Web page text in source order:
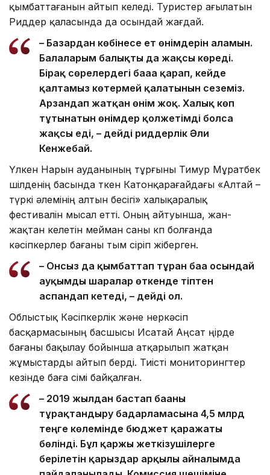
қымбаттағанын айтып келеді. Туристер ағылатын
Риддер қаласында да осындай жағдай.
– Базардан көбінесе ет өнімдерін аламын.
Балаларым балықты да жақсы көреді.
Бірақ сөрелердегі бағаға қарап, кейде
қалтамыз көтермей қалатынын сеземіз.
Арзандап жатқан өнім жоқ. Халық көп
тұтынатын өнімдер қолжетімді болса
жақсы еді, – дейді риддерлік Әли
Кенжебай.
Үлкен Нарын ауданының тұрғыны Тимур Мұратбек
шілденің басында өткен Катонқарағайдағы «Алтай –
түркі әлемінің алтын бесігі» халықаралық
фестивалін мысал етті. Оның айтуынша, жан-
жақтан келетін мейман саны көп болғанда
кәсіпкерлер бағаны тым өсіріп жіберген.
– Онсыз да қымбаттап тұрған баға осындай
ауқымды шаралар өткенде тіптен
аспандап кетеді, – дейді ол.
Облыстық Кәсіпкерлік және өнеркәсіп
басқармасының басшысы Исатай Аңсат өңірде
бағаны бақылау бойынша атқарылып жатқан
жұмыстарды айтып берді. Тиісті мониторингтер
кезінде баға өсімі байқалған.
– 2019 жылдан бастап бағаны
тұрақтандыру бағдарламасына 4,5 млрд
теңге көлемінде бюджет қаражаты
бөлінді. Бұл қаржы жеткізушілерге
берілетін қарыздар арқылы айналымда